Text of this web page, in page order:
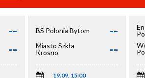
--
--
BS Polonia Bytom --
Miasto Szkła
Krosno
--
19.09, 15:00